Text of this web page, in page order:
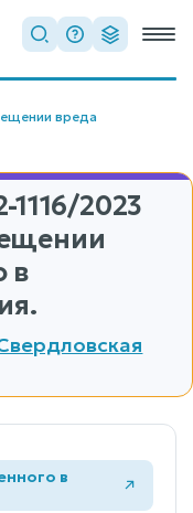
вреда
2023
в
в